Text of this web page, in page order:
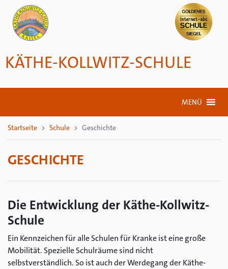
KÄTHE-KOLLWITZ-SCHULE
MENÜ
Startseite Schule Geschichte
GESCHICHTE
Die Entwicklung der Käthe-Kollwitz-
Schule
Ein Kennzeichen für alle Schulen für Kranke ist eine große
Mobilität. Spezielle Schulräume sind nicht
selbstverständlich. So ist auch der Werdegang der Käthe-